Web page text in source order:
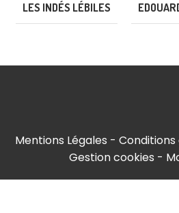
LES INDÉS LÉBILES
Mentions Légales
Gestion cookies